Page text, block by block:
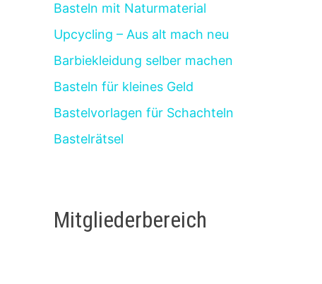
Basteln mit Naturmaterial
Upcycling – Aus alt mach neu
Barbiekleidung selber machen
Basteln für kleines Geld
Bastelvorlagen für Schachteln
Bastelrätsel
Mitgliederbereich